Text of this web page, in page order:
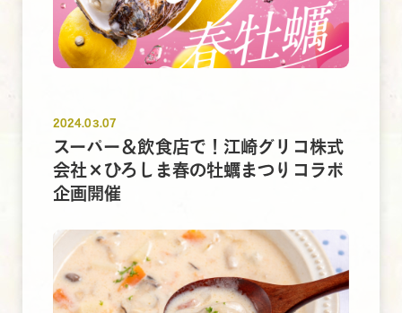
2024.03.07
スーパー＆飲食店で！江崎グリコ株式
会社×ひろしま春の牡蠣まつりコラボ
企画開催